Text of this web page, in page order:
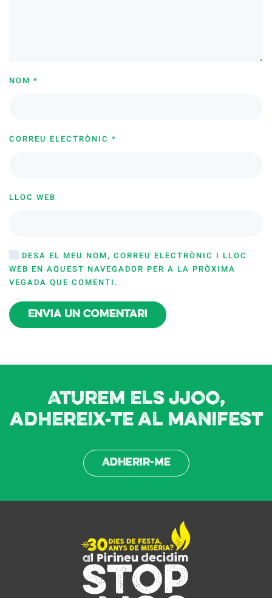
NOM *
CORREU ELECTRÒNIC *
LLOC WEB
DESA EL MEU NOM, CORREU ELECTRÒNIC I LLOC
WEB EN AQUEST NAVEGADOR PER A LA PRÒXIMA
VEGADA QUE COMENTI.
Envia un comentari
Aturem els JJOO,
adhereix-te al manifest
Adherir-me